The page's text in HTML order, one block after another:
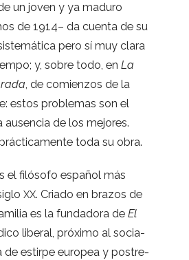
un joven y ya maduro
de 1914– da cuenta de su
pero sí muy clara
y, sobre todo, en La
, de comien­zos de la
estos pro­ble­mas son el
de los mejo­res.
toda su obra.
el filó­sofo espa­ñol más
XX. Criado en bra­zos de
es la fun­da­dora de El
libe­ral, pró­ximo al socia­
de estirpe euro­pea y pos­t­re­